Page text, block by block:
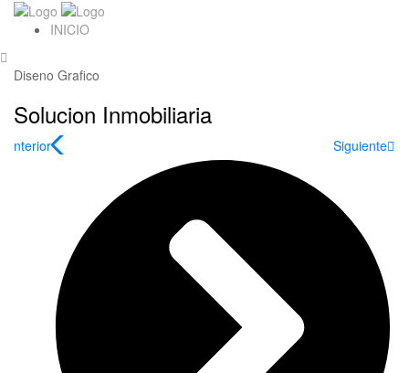
INICIO
Diseno Grafico
Solucion Inmobiliaria
Siguiente
Anterior